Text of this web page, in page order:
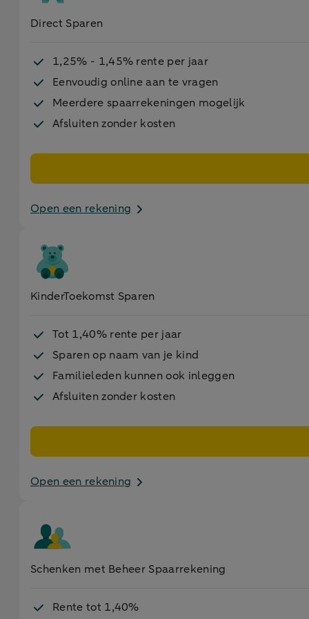
Direct Sparen
1,25% - 1,45% rente per jaar
Eenvoudig online aan te vragen
Meerdere spaarrekeningen mogelijk
Afsluiten zonder kosten
Open een rekening
KinderToekomst Sparen
Tot 1,40% rente per jaar
Sparen op naam van je kind
Familieleden kunnen ook inleggen
Afsluiten zonder kosten
Open een rekening
Schenken met Beheer Spaarrekening
Rente tot 1,40%